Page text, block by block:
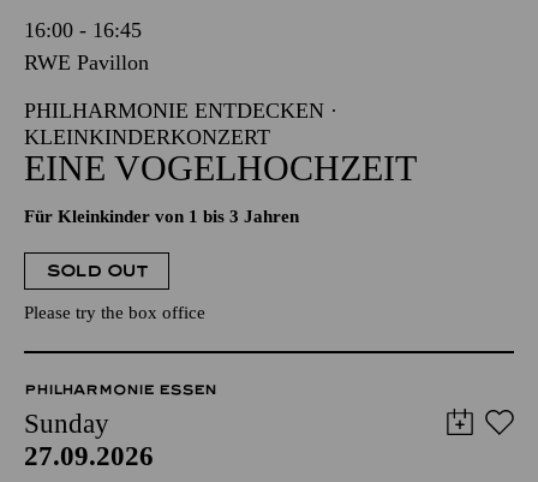
16:00 - 16:45
RWE Pavillon
PHILHARMONIE ENTDECKEN ·
KLEINKINDERKONZERT
EINE VOGELHOCHZEIT
Für Kleinkinder von 1 bis 3 Jahren
SOLD OUT
Please try the box office
PHILHARMONIE ESSEN
Sunday
27.09.2026